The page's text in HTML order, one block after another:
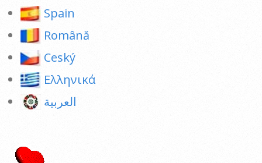
Spain
Română
Ceský
Ελληνικά
العربية